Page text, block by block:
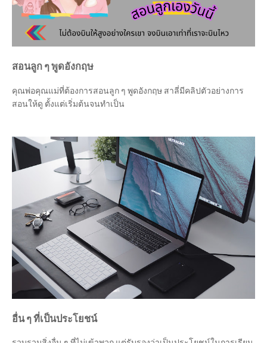
สอนลูก ๆ พูดอังกฤษ
คุณพ่อคุณแม่ที่ต้องการสอนลูก ๆ พูดอังกฤษ สาลี่มีคลิปตัวอย่างการ
สอนให้ดู ตั้งแต่เริ่มต้นจนทำเป็น
อื่น ๆ ที่เป็นประโยชน์